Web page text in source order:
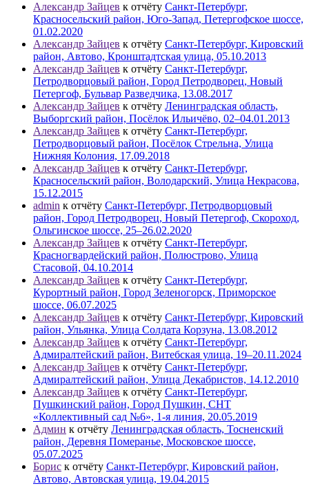
Александр Зайцев к отчёту Санкт-Петербург,
Красносельский район, Юго-Запад, Петергофское шоссе,
01.02.2020
Александр Зайцев к отчёту Санкт-Петербург, Кировский
район, Автово, Кронштадтская улица, 05.10.2013
Александр Зайцев к отчёту Санкт-Петербург,
Петродворцовый район, Город Петродворец, Новый
Петергоф, Бульвар Разведчика, 13.08.2017
Александр Зайцев к отчёту Ленинградская область,
Выборгский район, Посёлок Ильичёво, 02–04.01.2013
Александр Зайцев к отчёту Санкт-Петербург,
Петродворцовый район, Посёлок Стрельна, Улица
Нижняя Колония, 17.09.2018
Александр Зайцев к отчёту Санкт-Петербург,
Красносельский район, Володарский, Улица Некрасова,
15.12.2015
admin к отчёту Санкт-Петербург, Петродворцовый
район, Город Петродворец, Новый Петергоф, Скороход,
Ольгинское шоссе, 25–26.02.2020
Александр Зайцев к отчёту Санкт-Петербург,
Красногвардейский район, Полюстрово, Улица
Стасовой, 04.10.2014
Александр Зайцев к отчёту Санкт-Петербург,
Курортный район, Город Зеленогорск, Приморское
шоссе, 06.07.2025
Александр Зайцев к отчёту Санкт-Петербург, Кировский
район, Ульянка, Улица Солдата Корзуна, 13.08.2012
Александр Зайцев к отчёту Санкт-Петербург,
Адмиралтейский район, Витебская улица, 19–20.11.2024
Александр Зайцев к отчёту Санкт-Петербург,
Адмиралтейский район, Улица Декабристов, 14.12.2010
Александр Зайцев к отчёту Санкт-Петербург,
Пушкинский район, Город Пушкин, СНТ
«Коллективный сад №6», 1-я линия, 20.05.2019
Админ к отчёту Ленинградская область, Тосненский
район, Деревня Померанье, Московское шоссе,
05.07.2025
Борис к отчёту Санкт-Петербург, Кировский район,
Автово, Автовская улица, 19.04.2015